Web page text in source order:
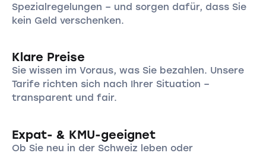
Spezialregelungen – und sorgen dafür, dass Sie
kein Geld verschenken.
Klare Preise
Sie wissen im Voraus, was Sie bezahlen. Unsere
Tarife richten sich nach Ihrer Situation –
transparent und fair.
Expat- & KMU-geeignet
Ob Sie neu in der Schweiz leben oder